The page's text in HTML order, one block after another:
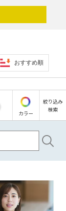
おすすめ順
カラー
絞り込み
検索